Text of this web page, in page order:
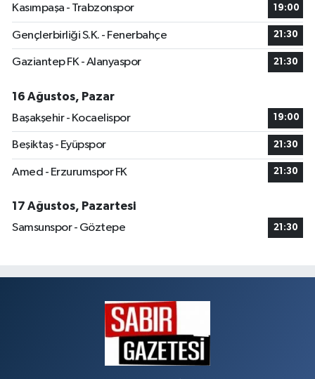
Kasımpaşa - Trabzonspor 19:00
Gençlerbirliği S.K. - Fenerbahçe 21:30
Gaziantep FK - Alanyaspor 21:30
16 Ağustos, Pazar
Başakşehir - Kocaelispor
19:00
Beşiktaş - Eyüpspor 21:30
Amed - Erzurumspor FK 21:30
17 Ağustos, Pazartesi
Samsunspor - Göztepe
21:30